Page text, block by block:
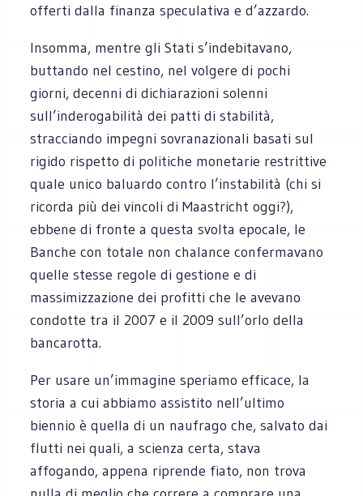
offerti dalla finanza speculativa e d’azzardo.
Insomma, mentre gli Stati s’indebitavano,
buttando nel cestino, nel volgere di pochi
giorni, decenni di dichiarazioni solenni
sull’inderogabilità dei patti di stabilità,
stracciando impegni sovranazionali basati sul
rigido rispetto di politiche monetarie restrittive
quale unico baluardo contro l’instabilità (chi si
ricorda più dei vincoli di Maastricht oggi?),
ebbene di fronte a questa svolta epocale, le
Banche con totale non chalance confermavano
quelle stesse regole di gestione e di
massimizzazione dei profitti che le avevano
condotte tra il 2007 e il 2009 sull’orlo della
bancarotta.
Per usare un’immagine speriamo efficace, la
storia a cui abbiamo assistito nell’ultimo
biennio è quella di un naufrago che, salvato dai
flutti nei quali, a scienza certa, stava
affogando, appena riprende fiato, non trova